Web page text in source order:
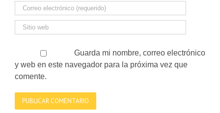
Guarda mi nombre, correo electrónico
y web en este navegador para la próxima vez que
comente.